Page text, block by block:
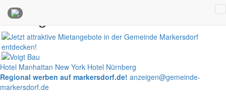
Anzeigen
Hotel Manhattan New York Hotel Nürnberg
Regional werben auf markersdorf.de! anzeigen@gemeinde-
markersdorf.de